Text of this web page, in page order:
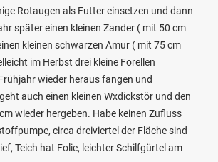
Rotaugen als Futter einsetzen und dann
später einen kleinen Zander ( mit 50 cm
kleinen schwarzen Amur ( mit 75 cm
im Herbst drei kleine Forellen
wieder heraus fangen und
auch einen kleinen Wxdickstör und den
wieder hergeben. Habe keinen Zufluss
circa dreiviertel der Fläche sind
Teich hat Folie, leichter Schilfgürtel am